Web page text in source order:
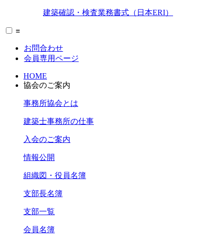
建築確認・検査業務書式（日本ERI）
≡
お問合わせ
会員専用ページ
HOME
協会のご案内
事務所協会とは
建築士事務所の仕事
入会のご案内
情報公開
組織図・役員名簿
支部長名簿
支部一覧
会員名簿